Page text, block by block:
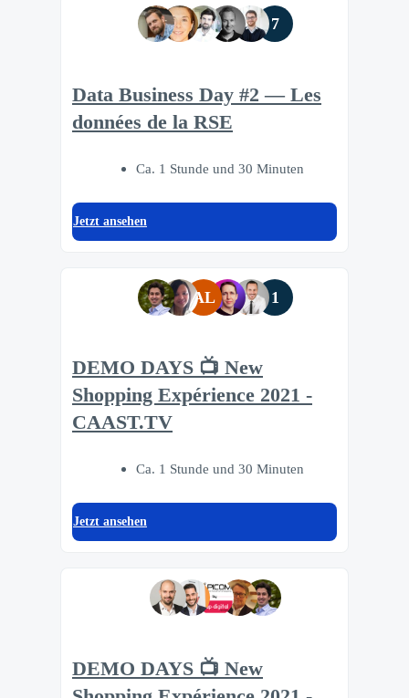
7
Data Business Day #2 — Les
données de la RSE
Ca. 1 Stunde und 30 Minuten
Jetzt ansehen
AL 1
DEMO DAYS 📺 New
Shopping Expérience 2021 -
CAAST.TV
Ca. 1 Stunde und 30 Minuten
Jetzt ansehen
DEMO DAYS 📺 New